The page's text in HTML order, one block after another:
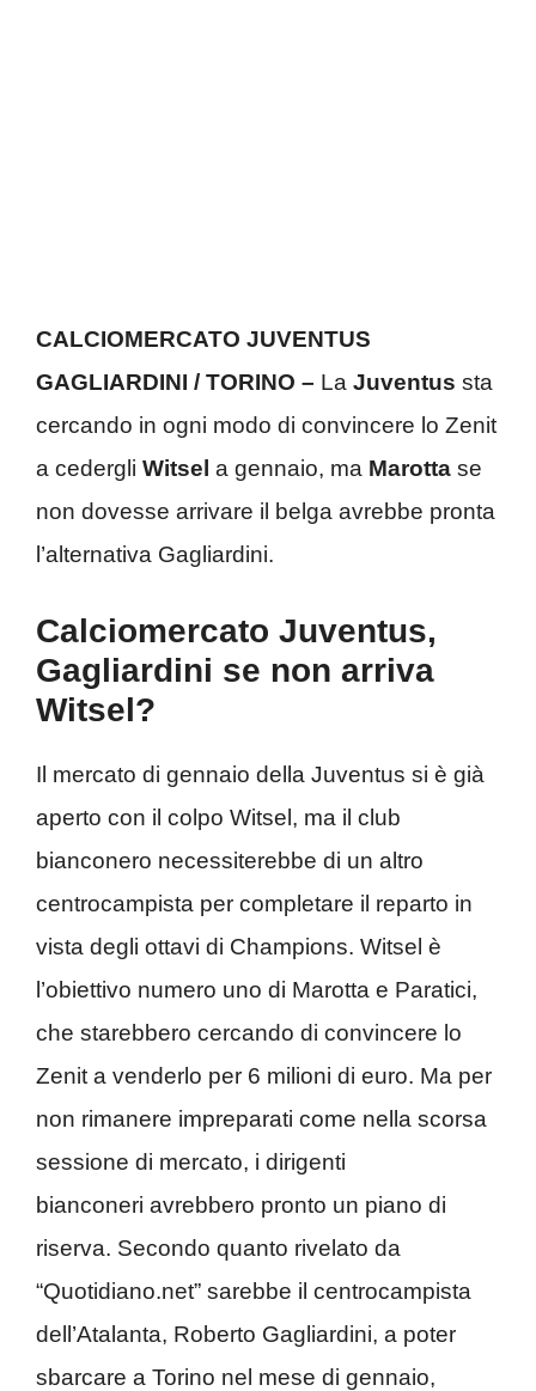
CALCIOMERCATO JUVENTUS
GAGLIARDINI / TORINO – La Juventus sta
cercando in ogni modo di convincere lo Zenit
a cedergli Witsel a gennaio, ma Marotta se
non dovesse arrivare il belga avrebbe pronta
l’alternativa Gagliardini.
Calciomercato Juventus,
Gagliardini se non arriva
Witsel?
Il mercato di gennaio della Juventus si è già
aperto con il colpo Witsel, ma il club
bianconero necessiterebbe di un altro
centrocampista per completare il reparto in
vista degli ottavi di Champions. Witsel è
l’obiettivo numero uno di Marotta e Paratici,
che starebbero cercando di convincere lo
Zenit a venderlo per 6 milioni di euro. Ma per
non rimanere impreparati come nella scorsa
sessione di mercato, i dirigenti
bianconeri avrebbero pronto un piano di
riserva. Secondo quanto rivelato da
“Quotidiano.net” sarebbe il centrocampista
dell’Atalanta, Roberto Gagliardini, a poter
sbarcare a Torino nel mese di gennaio,